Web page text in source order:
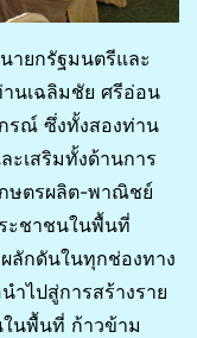
ายกรัฐมนตรีและ
นเฉลิมชัย ศรีอ่อน
รณ์ ซึ่งทั้งสองท่าน
ะเสริมทั้งด้านการ
ษตรผลิต-พาณิชย์
ะชาชนในพื้นที่
ลักดันในทุกช่องทาง
ำไปสู่การสร้างราย
นพื้นที่ ก้าวข้าม